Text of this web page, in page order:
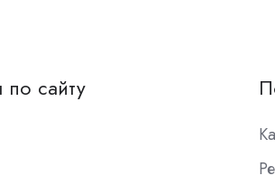
по сайту